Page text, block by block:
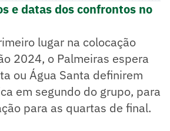
e datas dos confrontos no
lugar na colocação
2024, o Palmeiras espera
ou Água Santa definirem
em segundo do grupo, para
para as quartas de final.